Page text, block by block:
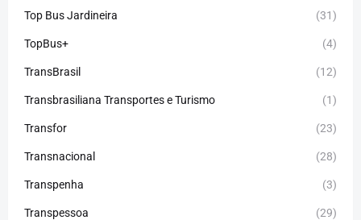
Top Bus Jardineira (31)
TopBus+ (4)
TransBrasil (12)
Transbrasiliana Transportes e Turismo (1)
Transfor (23)
Transnacional (28)
Transpenha (3)
Transpessoa (29)